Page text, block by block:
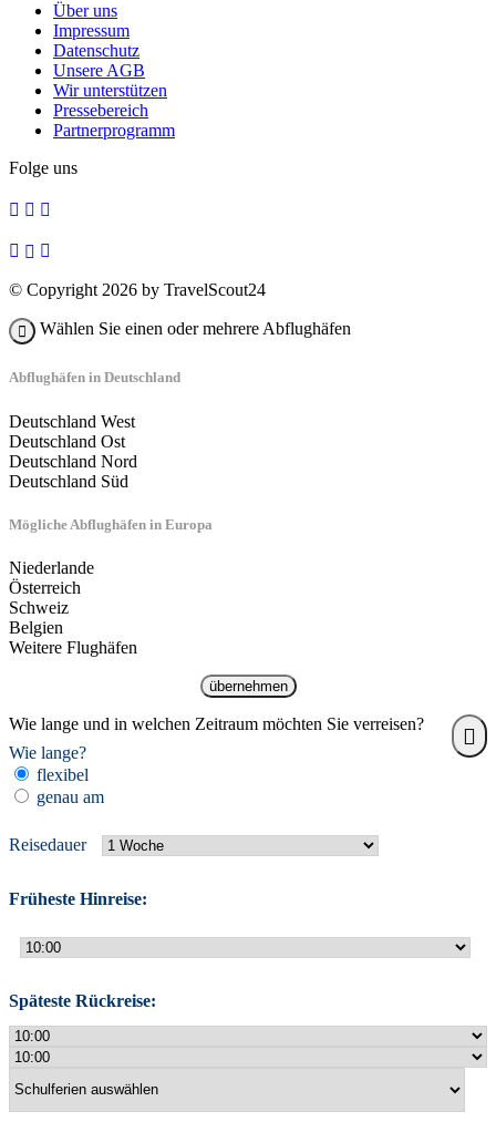
Über uns
Impressum
Datenschutz
Unsere AGB
Wir unterstützen
Pressebereich
Partnerprogramm
Folge uns
© Copyright 2026 by TravelScout24
Wählen Sie einen oder mehrere Abflughäfen
Abflughäfen in Deutschland
Deutschland West
Deutschland Ost
Deutschland Nord
Deutschland Süd
Mögliche Abflughäfen in Europa
Niederlande
Österreich
Schweiz
Belgien
Weitere Flughäfen
übernehmen
Wie lange und in welchen Zeitraum möchten Sie verreisen?
Wie lange?
flexibel
genau am
Reisedauer
Früheste Hinreise:
Späteste Rückreise: